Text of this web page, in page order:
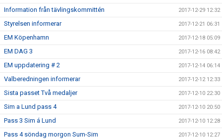
Information från tävlingskommittén 2017-12-29 12:32
Styrelsen informerar 2017-12-21 06:31
EM Köpenhamn 2017-12-18 05:09
EM DAG 3 2017-12-16 08:42
EM uppdatering # 2 2017-12-14 06:14
Valberedningen informerar 2017-12-12 12:33
Sista passet Två medaljer 2017-12-10 22:30
Sim a Lund pass 4 2017-12-10 20:50
Pass 3 Sim á Lund 2017-12-10 12:28
Pass 4 söndag morgon Sum-Sim 2017-12-10 12:27